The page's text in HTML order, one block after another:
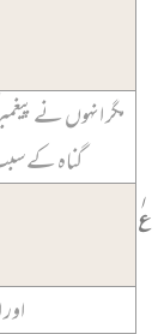
مگر انہوں نے
گناہ کے
٪۱